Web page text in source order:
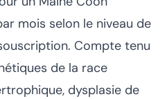
mois selon le niveau de
Compte tenu
de la race
dysplasie de